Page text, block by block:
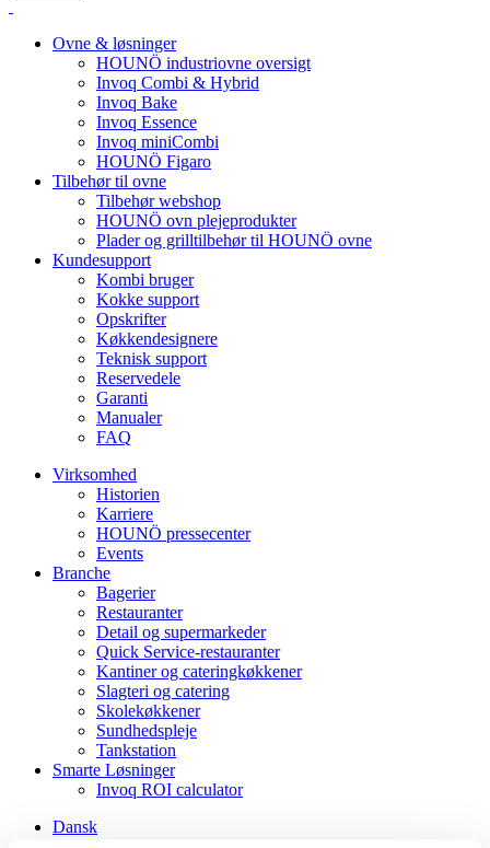
Ovne & løsninger
HOUNÖ industriovne oversigt
Invoq Combi & Hybrid
Invoq Bake
Invoq Essence
Invoq miniCombi
HOUNÖ Figaro
Tilbehør til ovne
Tilbehør webshop
HOUNÖ ovn plejeprodukter
Plader og grilltilbehør til HOUNÖ ovne
Kundesupport
Kombi bruger
Kokke support
Opskrifter
Køkkendesignere
Teknisk support
Reservedele
Garanti
Manualer
FAQ
Virksomhed
Historien
Karriere
HOUNÖ pressecenter
Events
Branche
Bagerier
Restauranter
Detail og supermarkeder
Quick Service-restauranter
Kantiner og cateringkøkkener
Slagteri og catering
Skolekøkkener
Sundhedspleje
Tankstation
Smarte Løsninger
Invoq ROI calculator
Dansk